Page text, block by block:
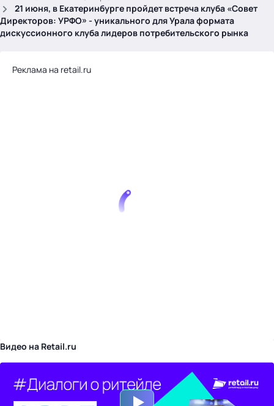
21 июня, в Екатеринбурге пройдет встреча клуба «Совет
Директоров: УРФО» - уникального для Урала формата
дискуссионного клуба лидеров потребительского рынка
Реклама на retail.ru
Видео на Retail.ru